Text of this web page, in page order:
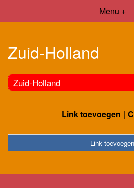
Menu +
Zuid-Holland
Zuid-Holland
Link toevoegen
Link toevoegen